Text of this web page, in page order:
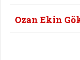
Ozan Ekin